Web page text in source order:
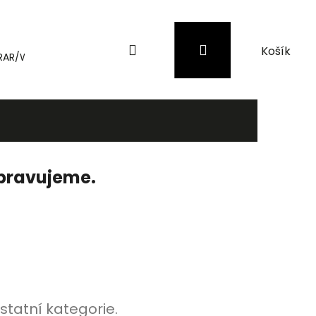
WinRAR Záložní zdroje (UPS) a přepěťové
PřihlášeníNákupní
košík
kategorie.